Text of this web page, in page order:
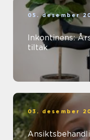
05. desember
Inkontinens:
tiltak
03. desember